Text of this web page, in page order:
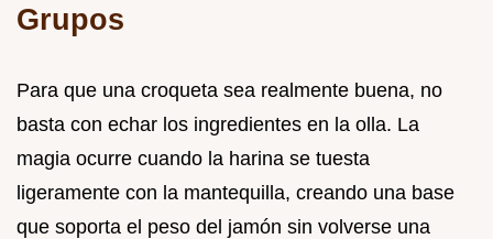
Grupos
Para que una croqueta sea realmente buena, no
basta con echar los ingredientes en la olla. La
magia ocurre cuando la harina se tuesta
ligeramente con la mantequilla, creando una base
que soporta el peso del jamón sin volverse una